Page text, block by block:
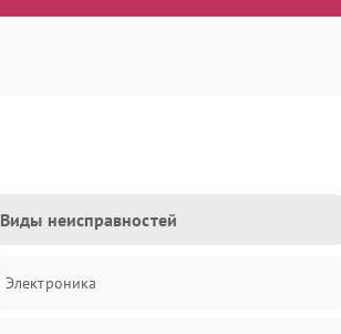
Виды неисправностей
Электроника